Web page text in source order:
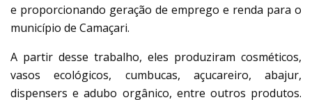
e proporcionando geração de emprego e renda para o
município de Camaçari.
A partir desse trabalho, eles produziram cosméticos,
vasos ecológicos, cumbucas, açucareiro, abajur,
dispensers e adubo orgânico, entre outros produtos.